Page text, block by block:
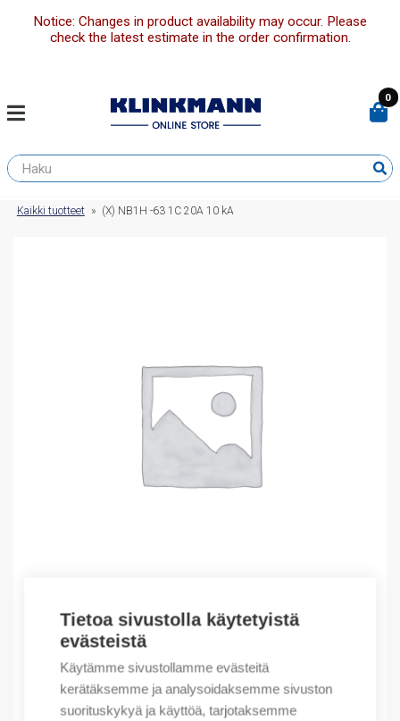
Tietoa sivustolla käytetyistä
evästeistä
Käytämme sivustollamme evästeitä
kerätäksemme ja analysoidaksemme sivuston
suorituskykyä ja käyttöä, tarjotaksemme
Notice: Changes in product availability may occur. Please
check the latest estimate in the order confirmation.
0
Kaikki tuotteet » (X) NB1H -63 1C 20A 10 kA
Outlet – Erikoishinnat
(X) NB1H -63 1C 20A 10 kA
1,09€/ myyntierä
Myyntierä sis. 1 kpl